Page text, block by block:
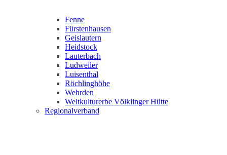
Fenne
Fürstenhausen
Geislautern
Heidstock
Lauterbach
Ludweiler
Luisenthal
Röchlinghöhe
Wehrden
Weltkulturerbe Völklinger Hütte
Regionalverband